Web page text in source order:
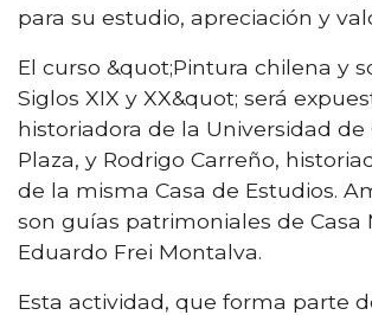
para su estudio, apreciación y
El curso &quot;Pintura chilena y
Siglos XIX y XX&quot; será
historiadora de la Universidad de
Plaza, y Rodrigo Carreño,
de la misma Casa de Estudios.
son guías patrimoniales de Casa
Eduardo Frei Montalva.
Esta actividad, que forma parte